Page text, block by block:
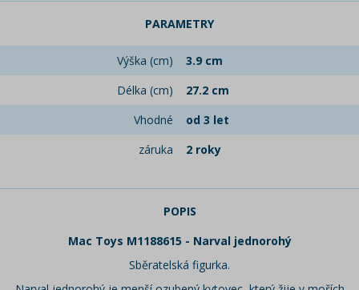
PARAMETRY
Výška (cm)
3.9 cm
Délka (cm)
27.2 cm
Vhodné
od 3 let
záruka
2 roky
POPIS
Mac Toys M1188615 - Narval jednorohý
Sběratelská figurka.